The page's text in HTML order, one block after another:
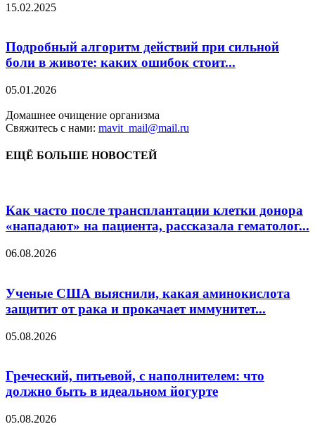
15.02.2025
Подробный алгоритм действий при сильной
боли в животе: каких ошибок стоит...
05.01.2026
Домашнее очищение организма
Свяжитесь с нами: mavit_mail@mail.ru
ЕЩЁ БОЛЬШЕ НОВОСТЕЙ
Как часто после трансплантации клетки донора
«нападают» на пациента, рассказала гематолог...
06.08.2026
Ученые США выяснили, какая аминокислота
защитит от рака и прокачает иммунитет...
05.08.2026
Греческий, питьевой, с наполнителем: что
должно быть в идеальном йогурте
05.08.2026